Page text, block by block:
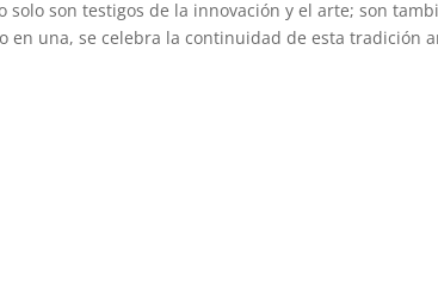
solo son testigos de la innovación y el arte; son
en una, se celebra la continuidad de esta tradición